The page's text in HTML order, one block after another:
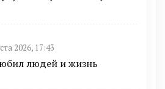
2026, 17:43
людей и жизнь